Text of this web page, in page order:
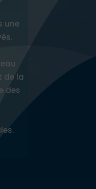
une
de la
des